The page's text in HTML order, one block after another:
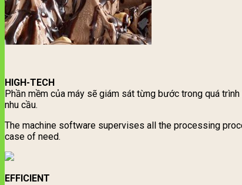
HIGH-TECH
Phần mềm của máy sẽ giám sát từng bước trong quá
nhu cầu.
The machine software supervises all the processing
case of need.
EFFICIENT